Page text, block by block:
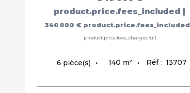
product.price.fees_included |
340 000 € product.price.fees_included
product.price.fees_charges.full
6 pièce(s) 140 m² Réf : 13707